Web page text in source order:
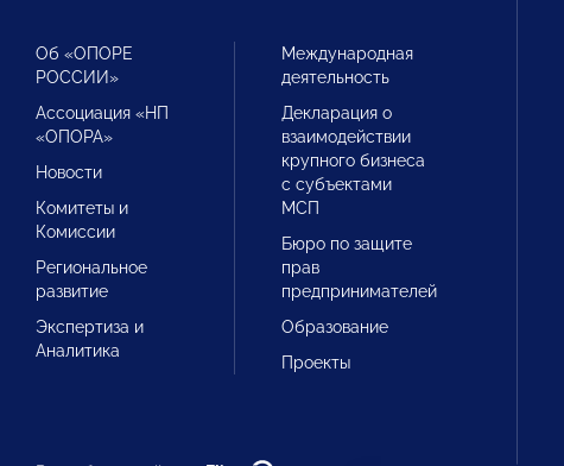
Об «ОПОРЕ
РОССИИ»
Ассоциация «НП
«ОПОРА»
Новости
Комитеты и
Комиссии
Региональное
развитие
Экспертиза и
Аналитика
Международная
деятельность
Декларация о
взаимодействии
крупного бизнеса
с субъектами
МСП
Бюро по защите
прав
предпринимателей
Образование
Проекты